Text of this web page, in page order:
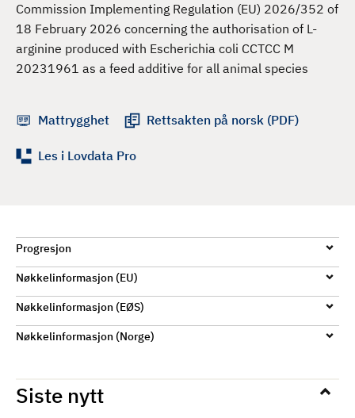
Commission Implementing Regulation (EU) 2026/352 of
18 February 2026 concerning the authorisation of L-
arginine produced with Escherichia coli CCTCC M
20231961 as a feed additive for all animal species
Mattrygghet Rettsakten på norsk (PDF)
Les i Lovdata Pro
Progresjon
Nøkkelinformasjon (EU)
Nøkkelinformasjon (EØS)
Nøkkelinformasjon (Norge)
Siste nytt